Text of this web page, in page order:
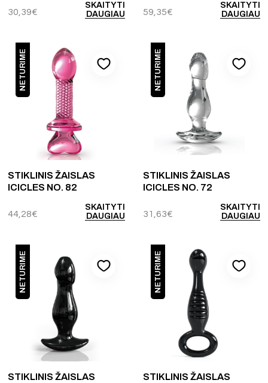
30,39€
SKAITYTI
DAUGIAU
59,35€
SKAITYTI
DAUGIAU
NETURIME
STIKLINIS ŽAISLAS
ICICLES NO. 82
44,28€
SKAITYTI
DAUGIAU
NETURIME
STIKLINIS ŽAISLAS
ICICLES NO. 72
31,63€
SKAITYTI
DAUGIAU
NETURIME
STIKLINIS ŽAISLAS
NETURIME
STIKLINIS ŽAISLAS